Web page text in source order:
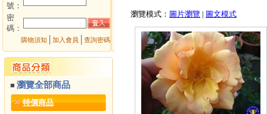
號：
密
碼：
購物須知 加入會員 查詢密碼
■ 瀏覽全部商品
特價商品
瀏覽模式： 圖片瀏覽 | 圖文模式